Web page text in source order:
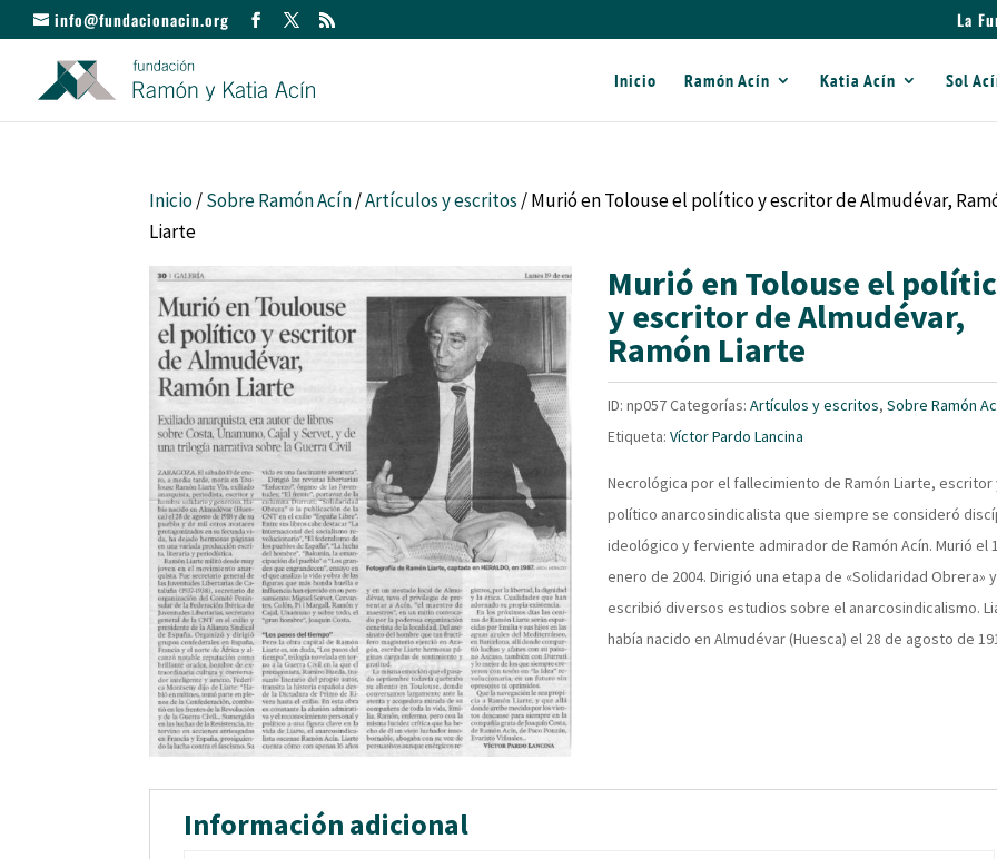
info@fundacionacin.org La
Inicio Ramón Acín Katia Acín Sol
Inicio/Sobre Ramón Acín/Artículos y escritos / Murió en Tolouse el político y escritor de Almudévar,
Liarte
Murió en Tolouse el
y escritor de Almudévar,
Ramón Liarte
ID:np057Categorías:Artículos y escritos,Sobre Ramón
Etiqueta:Víctor Pardo Lancina
Necrológica por el fallecimiento de Ramón Liarte, escritor
político anarcosindicalista que siempre se consideró
ideológico y ferviente admirador de Ramón Acín. Murió el
enero de 2004. Dirigió una etapa de «Solidaridad Obrera» y
escribió diversos estudios sobre el anarcosindicalismo.
había nacido en Almudévar (Huesca) el 28 de agosto de
Información adicional